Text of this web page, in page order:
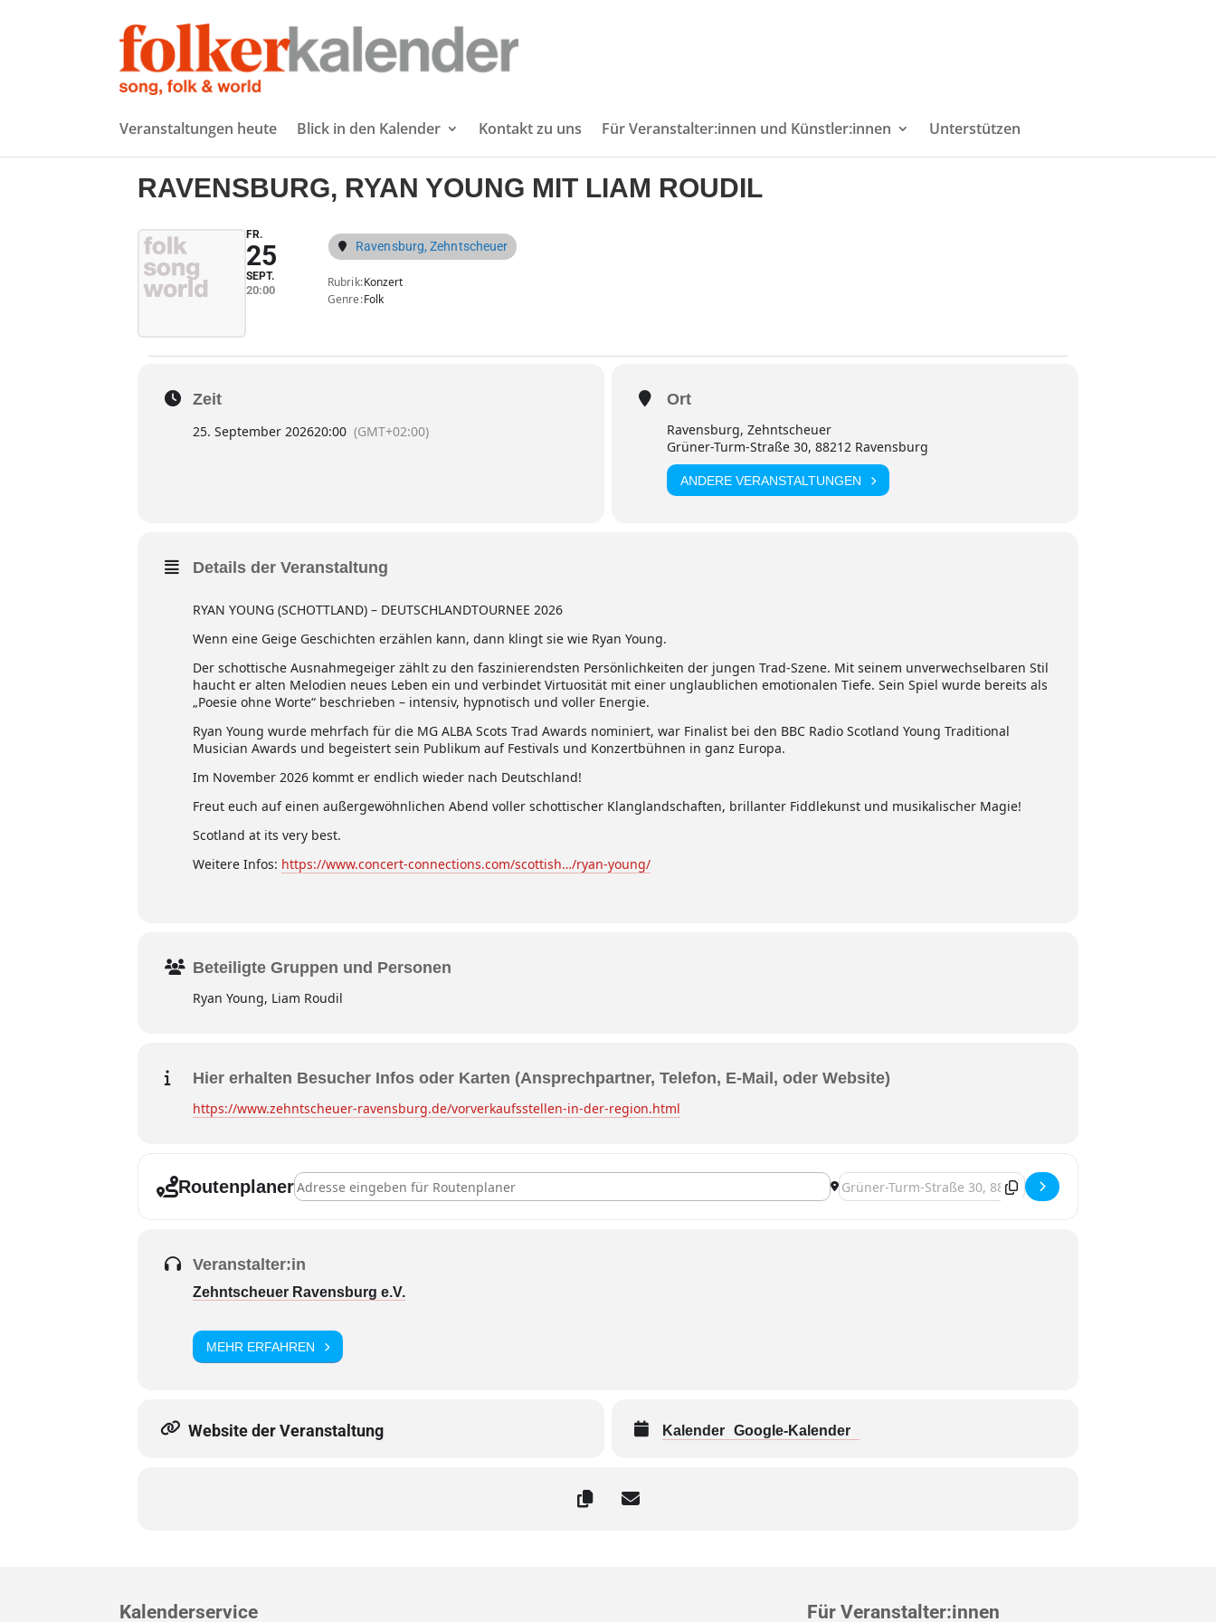
Veranstaltungen heute Blick in den Kalender Kontakt zu uns Für Veranstalter:innen und Künstler:innen Unterstützen
RAVENSBURG, RYAN YOUNG MIT LIAM ROUDIL
FR.
25
SEPT.
20:00
Ravensburg, Zehntscheuer
Rubrik Konzert
Genre Folk
Zeit
25. September 202620:00 (GMT+02:00)
Ort
Ravensburg, Zehntscheuer
Grüner-Turm-Straße 30, 88212 Ravensburg
ANDERE VERANSTALTUNGEN
Details der Veranstaltung
RYAN YOUNG (SCHOTTLAND) – DEUTSCHLANDTOURNEE 2026
Wenn eine Geige Geschichten erzählen kann, dann klingt sie wie Ryan Young.
Der schottische Ausnahmegeiger zählt zu den faszinierendsten Persönlichkeiten der jungen Trad-Szene. Mit seinem unverwechselbaren Stil
haucht er alten Melodien neues Leben ein und verbindet Virtuosität mit einer unglaublichen emotionalen Tiefe. Sein Spiel wurde bereits als
„Poesie ohne Worte“ beschrieben – intensiv, hypnotisch und voller Energie.
Ryan Young wurde mehrfach für die MG ALBA Scots Trad Awards nominiert, war Finalist bei den BBC Radio Scotland Young Traditional
Musician Awards und begeistert sein Publikum auf Festivals und Konzertbühnen in ganz Europa.
Im November 2026 kommt er endlich wieder nach Deutschland!
Freut euch auf einen außergewöhnlichen Abend voller schottischer Klanglandschaften, brillanter Fiddlekunst und musikalischer Magie!
Scotland at its very best.
Weitere Infos: https://www.concert-connections.com/scottish…/ryan-young/
Beteiligte Gruppen und Personen
Ryan Young, Liam Roudil
Hier erhalten Besucher Infos oder Karten (Ansprechpartner, Telefon, E-Mail, oder Website)
https://www.zehntscheuer-ravensburg.de/vorverkaufsstellen-in-der-region.html
RoutenplanerAddress - Ravensburg, Ryan Young mit Liam Roudil [y4oFzLaCS] Destination Address - Ravensburg, Ryan Young mit Liam
Veranstalter:in
Zehntscheuer Ravensburg e.V.
MEHR ERFAHREN
Website der Veranstaltung Kalender Google-Kalender
Kalenderservice Für Veranstalter:innen